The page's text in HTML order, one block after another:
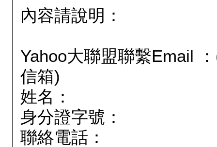
內容請說明：
Yahoo大聯盟聯繫Email
信箱)
姓名：
身分證字號：
聯絡電話：